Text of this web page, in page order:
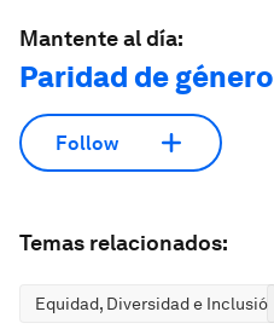
Mantente al día:
Paridad de género
Follow
Temas relacionados:
Equidad, Diversidad e Inclusión